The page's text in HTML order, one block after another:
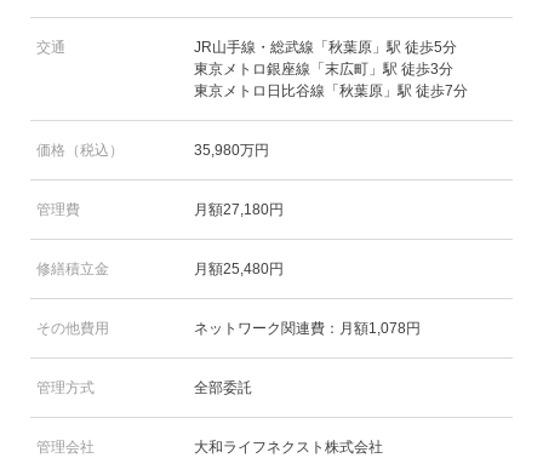
交通
JR山手線・総武線「秋葉原」駅 徒歩5分
東京メトロ銀座線「末広町」駅 徒歩3分
東京メトロ日比谷線「秋葉原」駅 徒歩7分
価格（税込） 35,980万円
管理費 月額27,180円
修繕積立金 月額25,480円
その他費用 ネットワーク関連費：月額1,078円
管理方式 全部委託
管理会社 大和ライフネクスト株式会社